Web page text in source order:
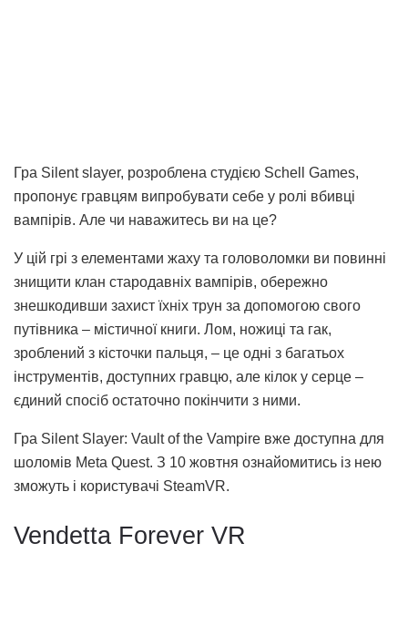
Гра Silent slayer, розроблена студією Schell Games,
пропонує гравцям випробувати себе у ролі вбивці
вампірів. Але чи наважитесь ви на це?
У цій грі з елементами жаху та головоломки ви повинні
знищити клан стародавніх вампірів, обережно
знешкодивши захист їхніх трун за допомогою свого
путівника – містичної книги. Лом, ножиці та гак,
зроблений з кісточки пальця, – це одні з багатьох
інструментів, доступних гравцю, але кілок у серце –
єдиний спосіб остаточно покінчити з ними.
Гра Silent Slayer: Vault of the Vampire вже доступна для
шоломів Meta Quest. З 10 жовтня ознайомитись із нею
зможуть і користувачі SteamVR.
Vendetta Forever VR